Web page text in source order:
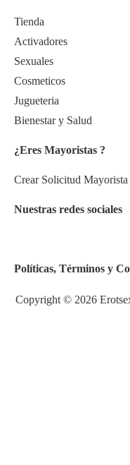
Tienda
Activadores
Sexuales
Cosmeticos
Jugueteria
Bienestar y Salud
¿Eres Mayoristas ?
Crear Solicitud Mayorista
Nuestras redes sociales
Políticas, Términos y
Copyright © 2026